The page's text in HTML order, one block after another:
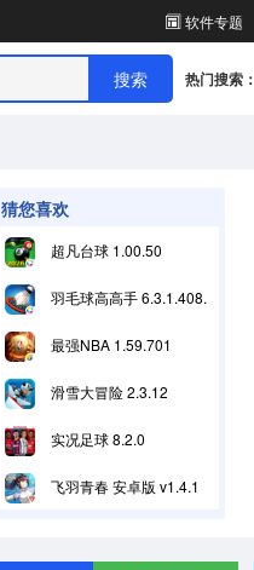
软件专题
热门搜索：
猜您喜欢
超凡台球 1.00.50
羽毛球高高手 6.3.1.408.405.1129
最强NBA 1.59.701
滑雪大冒险 2.3.12
实况足球 8.2.0
飞羽青春 安卓版 v1.4.1